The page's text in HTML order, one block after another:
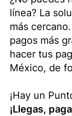
línea? La
más
pagos más
hacer tus
México, de
¡Hay un
¡Llegas,